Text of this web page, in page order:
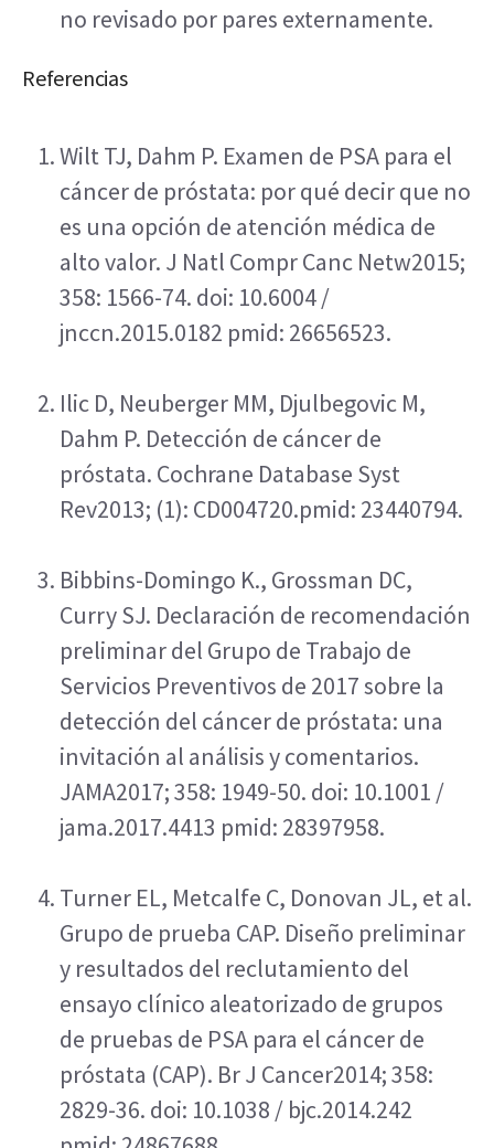
no revisado por pares externamente.
Referencias
Wilt TJ, Dahm P. Examen de PSA para el
cáncer de próstata: por qué decir que no
es una opción de atención médica de
alto valor. J Natl Compr Canc Netw2015;
358: 1566-74. doi: 10.6004 /
jnccn.2015.0182 pmid: 26656523.
Ilic D, Neuberger MM, Djulbegovic M,
Dahm P. Detección de cáncer de
próstata. Cochrane Database Syst
Rev2013; (1): CD004720.pmid: 23440794.
Bibbins-Domingo K., Grossman DC,
Curry SJ. Declaración de recomendación
preliminar del Grupo de Trabajo de
Servicios Preventivos de 2017 sobre la
detección del cáncer de próstata: una
invitación al análisis y comentarios.
JAMA2017; 358: 1949-50. doi: 10.1001 /
jama.2017.4413 pmid: 28397958.
Turner EL, Metcalfe C, Donovan JL, et al.
Grupo de prueba CAP. Diseño preliminar
y resultados del reclutamiento del
ensayo clínico aleatorizado de grupos
de pruebas de PSA para el cáncer de
próstata (CAP). Br J Cancer2014; 358:
2829-36. doi: 10.1038 / bjc.2014.242